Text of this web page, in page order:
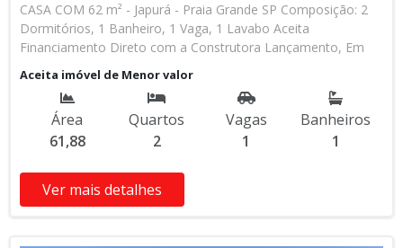
CASA COM 62 m² - Japurá - Praia Grande SP Composição: 2
Dormitórios, 1 Banheiro, 1 Vaga, 1 Lavabo Aceita
Financiamento Direto com a Construtora Lançamento, Em
Obras Entrada de R$ 85.000,00 84 Parcelas Mensais de R$
2.476,16 8 Parcelas Anuais de R$ 4.000,00 R$ 25.000,00
Entrega das Chaves R$ 380.000,00 valor Total * Os valores e
disponibilidade podem ser alterados sem prévio aviso. Favor
verificar entrando em contato com nossa equipe
Aceita imóvel de Menor valor
Área
61,88
Quartos
2
Vagas
1
Banheiros
1
Ver mais detalhes